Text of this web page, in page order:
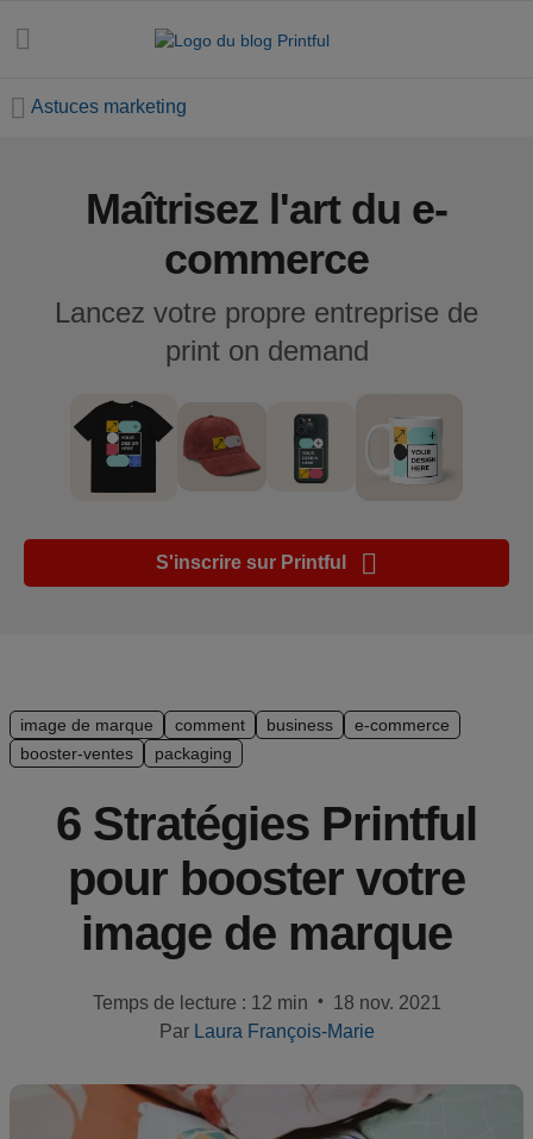
Toutes les
marketing
commerce
tendances
Guide de
plate-
du
débutant
Modèle
Produits
Création
Astuces marketing
Maîtrisez l'art du e-
commerce
Lancez votre propre entreprise de
print on demand
S'inscrire sur Printful
image de marque comment business
e-commerce
booster-ventes
packaging
6 Stratégies Printful
pour booster votre
image de marque
Temps de lecture : 12 min •
18 nov. 2021
Par Laura François-Marie